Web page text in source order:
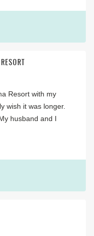
Resort with my
wish it was longer.
husband and I